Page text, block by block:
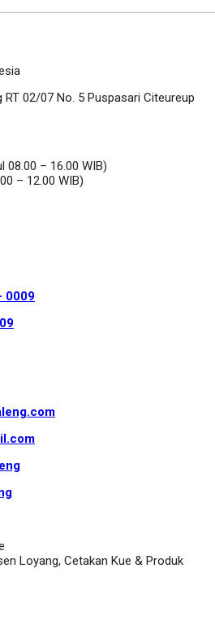
RT 02/07 No. 5 Puspasari Citeureup
08.00 – 16.00 WIB)
– 12.00 WIB)
0009
Loyang, Cetakan Kue & Produk